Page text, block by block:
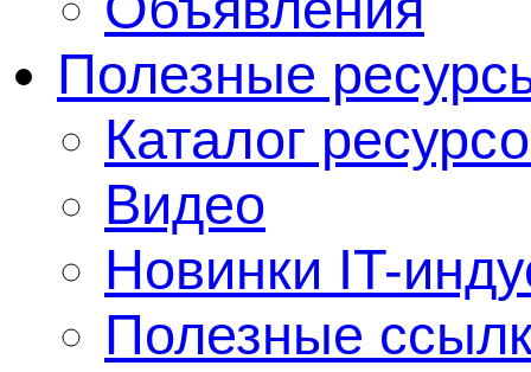
Полезные
Каталог
Видео
Новинки IT-
Полезные